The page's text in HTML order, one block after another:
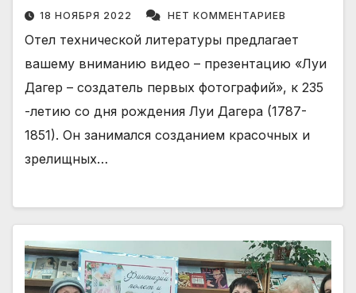
18 НОЯБРЯ 2022 НЕТ КОММЕНТАРИЕВ
Отел технической литературы предлагает
вашему вниманию видео – презентацию «Луи
Дагер – создатель первых фотографий», к 235
-летию со дня рождения Луи Дагера (1787-
1851). Он занимался созданием красочных и
зрелищных…